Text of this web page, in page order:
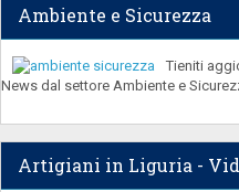
Ambiente e Sicurezza
Tieniti
News dal settore Ambiente e
Artigiani in Liguria -